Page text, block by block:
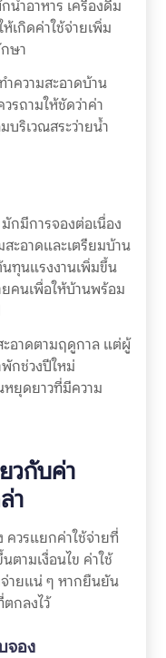
นำอาหาร เครื่องดื่ม
เกิดค่าใช้จ่ายเพิ่ม
ษา
ความสะอาดบ้าน
รถามให้ชัดว่าค่า
บริเวณสระว่ายน้ำ
กมีการจองต่อเนื่อง
ะอาดและเตรียมบ้าน
ทุนแรงงานเพิ่มขึ้น
คนเพื่อให้บ้านพร้อม
อาดตามฤดูกาล แต่ผู้
พักช่วงปีใหม่
ยุดยาวที่มีความ
วกับค่า
า
ควรแยกค่าใช้จ่ายที่
ตามเงื่อนไข ค่าใช้
ายแน่ ๆ หากยืนยัน
กลงไว้
จอง